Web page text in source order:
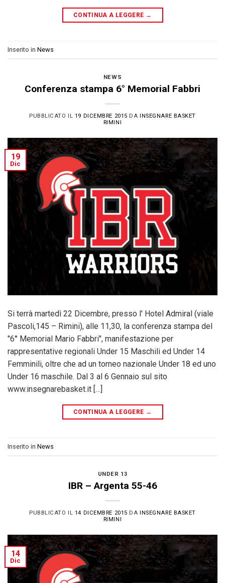
CONTINUA A LEGGERE →
Inserito in News
NEWS
Conferenza stampa 6° Memorial Fabbri
PUBBLICATO IL 19 DICEMBRE 2015 DAINSEGNARE BASKET
RIMINI
19
Dic
Si terrà martedì 22 Dicembre, presso l' Hotel Admiral (viale
Pascoli,145 – Rimini), alle 11,30, la conferenza stampa del
"6° Memorial Mario Fabbri", manifestazione per
rappresentative regionali Under 15 Maschili ed Under 14
Femminili, oltre che ad un torneo nazionale Under 18 ed uno
Under 16 maschile. Dal 3 al 6 Gennaio sul sito
www.insegnarebasket.it […]
CONTINUA A LEGGERE →
Inserito in News
UNDER 13
IBR – Argenta 55-46
PUBBLICATO IL 14 DICEMBRE 2015 DA
INSEGNARE BASKET
RIMINI
14
Dic